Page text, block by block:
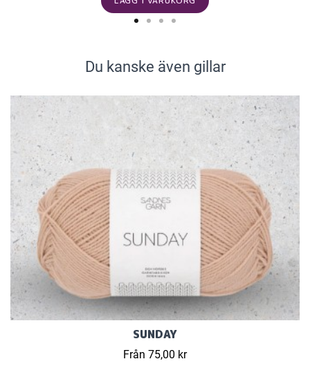
Du kanske även gillar
SUNDAY
Från 75,00 kr